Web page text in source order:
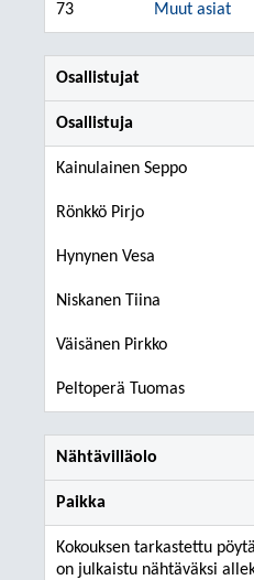
73 Muut asiat
Osallistujat
Osallistuja
Kainulainen Seppo
Rönkkö Pirjo
Hynynen Vesa
Niskanen Tiina
Väisänen Pirkko
Peltoperä Tuomas
Nähtävilläolo
Paikka
Kokouksen tarkastettu
on julkaistu nähtäväksi